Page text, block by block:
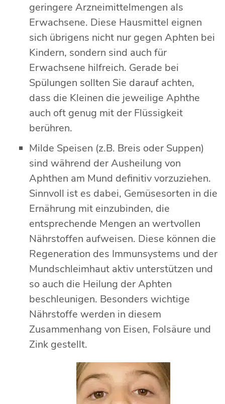
geringere Arzneimittelmengen als
Erwachsene. Diese Hausmittel eignen
sich übrigens nicht nur gegen Aphten bei
Kindern, sondern sind auch für
Erwachsene hilfreich. Gerade bei
Spülungen sollten Sie darauf achten,
dass die Kleinen die jeweilige Aphthe
auch oft genug mit der Flüssigkeit
berühren.
Milde Speisen (z.B. Breis oder Suppen)
sind während der Ausheilung von
Aphthen am Mund definitiv vorzuziehen.
Sinnvoll ist es dabei, Gemüsesorten in die
Ernährung mit einzubinden, die
entsprechende Mengen an wertvollen
Nährstoffen aufweisen. Diese können die
Regeneration des Immunsystems und der
Mundschleimhaut aktiv unterstützen und
so auch die Heilung der Aphten
beschleunigen. Besonders wichtige
Nährstoffe werden in diesem
Zusammenhang von Eisen, Folsäure und
Zink gestellt.